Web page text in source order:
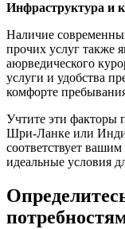
Инфраструктура и
Наличие
прочих услуг также
аюрведического
услуги и удобства
комфорте
Учтите эти факторы
Шри-Ланке или
соответствует
идеальные условия